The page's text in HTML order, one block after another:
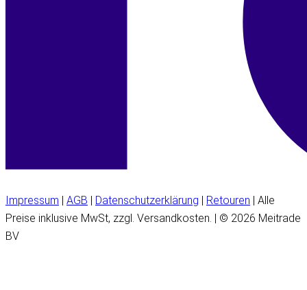
Impressum AGB Datenschutzerklärung Retouren | Alle
Preise inklusive MwSt, zzgl. Versandkosten. | © 2026 Meitrade
BV